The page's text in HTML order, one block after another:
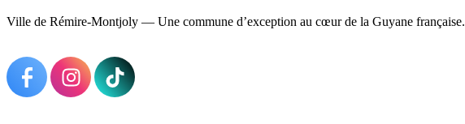
Ville de Rémire-Montjoly — Une commune d’exception au cœur de la Guyane française.